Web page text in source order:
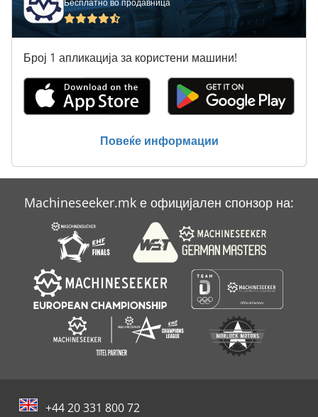
Систем За Чистење
Систем За Чистење На Течноста За Ладење
Тк Градите
Бесплатно во продавница
Број 1 апликација за користени машини!
Повеќе информации
Machineseeker.mk е официјален спонзор на:
+44 20 331 800 72